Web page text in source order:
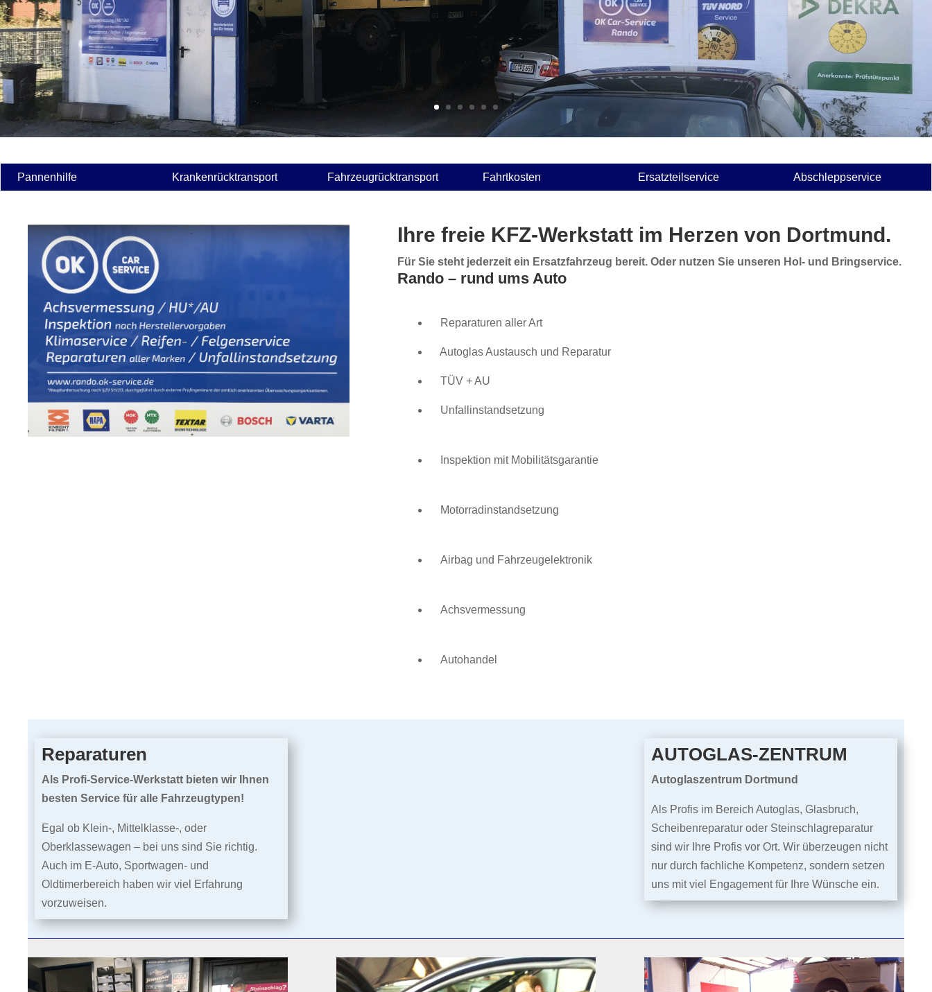
Pannenhilfe Krankenrücktransport Fahrzeugrücktransport Fahrtkosten Ersatzteilservice Abschleppservice
Ihre freie KFZ-Werkstatt im Herzen von Dortmund.
Für Sie steht jederzeit ein Ersatzfahrzeug bereit. Oder nutzen Sie unseren Hol- und Bringservice.
Rando – rund ums Auto
Reparaturen aller Art
Autoglas Austausch und Reparatur
TÜV + AU
Unfallinstandsetzung
Inspektion mit Mobilitätsgarantie
Motorradinstandsetzung
Airbag und Fahrzeugelektronik
Achsvermessung
Autohandel
Reparaturen
Als Profi-Service-Werkstatt bieten wir Ihnen
besten Service für alle Fahrzeugtypen!
Egal ob Klein-, Mittelklasse-, oder
Oberklassewagen – bei uns sind Sie richtig.
Auch im E-Auto, Sportwagen- und
Oldtimerbereich haben wir viel Erfahrung
vorzuweisen.
AUTOGLAS-ZENTRUM
Autoglaszentrum Dortmund
Als Profis im Bereich Autoglas, Glasbruch,
Scheibenreparatur oder Steinschlagreparatur
sind wir Ihre Profis vor Ort. Wir überzeugen nicht
nur durch fachliche Kompetenz, sondern setzen
uns mit viel Engagement für Ihre Wünsche ein.